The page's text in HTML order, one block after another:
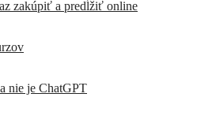
zakúpiť a predĺžiť online
nie je ChatGPT